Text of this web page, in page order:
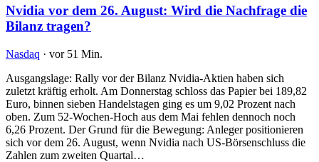
Nvidia vor dem 26. August: Wird die Nachfrage die
Bilanz tragen?
Nasdaq · vor 51 Min.
Ausgangslage: Rally vor der Bilanz Nvidia-Aktien haben sich
zuletzt kräftig erholt. Am Donnerstag schloss das Papier bei 189,82
Euro, binnen sieben Handelstagen ging es um 9,02 Prozent nach
oben. Zum 52-Wochen-Hoch aus dem Mai fehlen dennoch noch
6,26 Prozent. Der Grund für die Bewegung: Anleger positionieren
sich vor dem 26. August, wenn Nvidia nach US-Börsenschluss die
Zahlen zum zweiten Quartal…